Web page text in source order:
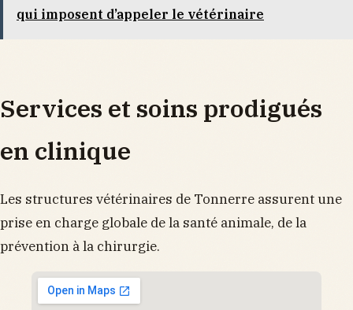
qui imposent d’appeler le vétérinaire
Services et soins prodigués
en clinique
Les structures vétérinaires de Tonnerre assurent une
prise en charge globale de la santé animale, de la
prévention à la chirurgie.